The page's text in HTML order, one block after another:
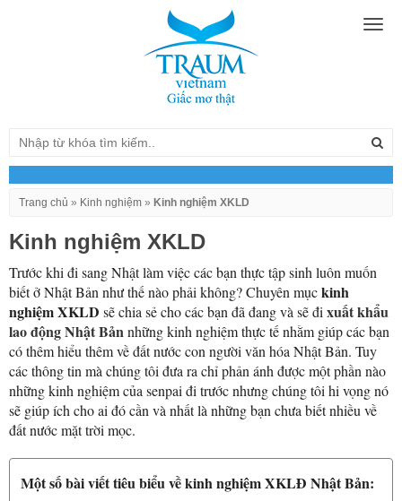
Trang chủ » Kinh nghiệm » Kinh nghiệm XKLD
Kinh nghiệm XKLD
Trước khi đi sang Nhật làm việc các bạn thực tập sinh luôn muốn
biết ở Nhật Bản như thế nào phải không? Chuyên mụckinh
nghiệm XKLD sẽ chia sẻ cho các bạn đã đang và sẽ đi xuất khẩu
lao động Nhật Bảnnhững kinh nghiệm thực tế nhằm giúp các bạn
có thêm hiểu thêm về đất nước con người văn hóa Nhật Bản. Tuy
các thông tin mà chúng tôi đưa ra chỉ phản ánh được một phần nào
những kinh nghiệm của senpai đi trước nhưng chúng tôi hi vọng nó
sẽ giúp ích cho ai đó cần và nhất là những bạn chưa biết nhiều về
đất nước mặt trời mọc.
Một số bài viết tiêu biểu về kinh nghiệm XKLĐ Nhật Bản: